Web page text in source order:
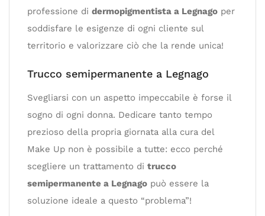
professione di dermopigmentista a Legnago per
soddisfare le esigenze di ogni cliente sul
territorio e valorizzare ciò che la rende unica!
Trucco semipermanente a Legnago
Svegliarsi con un aspetto impeccabile è forse il
sogno di ogni donna. Dedicare tanto tempo
prezioso della propria giornata alla cura del
Make Up non è possibile a tutte: ecco perché
scegliere un trattamento di trucco
semipermanente a Legnago può essere la
soluzione ideale a questo “problema”!